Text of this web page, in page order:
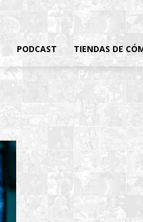
PODCAST TIENDAS DE